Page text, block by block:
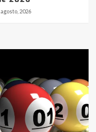
agosto, 2026